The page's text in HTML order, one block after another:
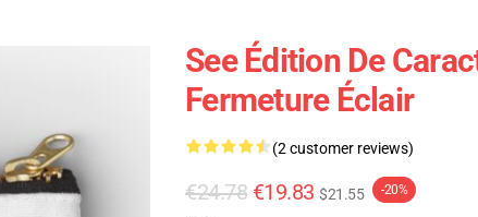
See Édition De
Fermeture Éclair
(2 customer reviews)
€24.78 €19.83 $21.55 -20%